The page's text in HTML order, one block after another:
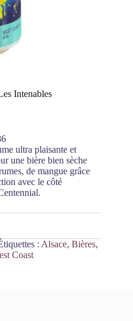
Intenables
ultra plaisante et
une bière bien sèche
de mangue grâce
avec le côté
: Alsace, Bières,
Coast